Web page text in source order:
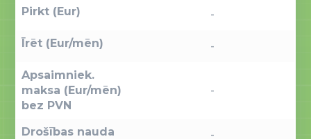
Pirkt (Eur) -
Īrēt (Eur/mēn) -
Apsaimniek.
maksa (Eur/mēn)
bez PVN
-
Drošības nauda -